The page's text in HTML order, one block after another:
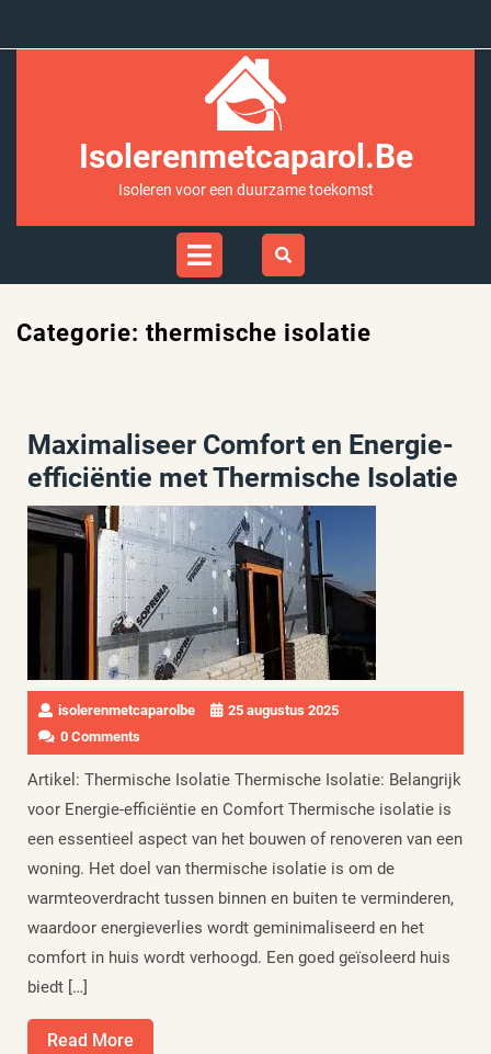
Isolerenmetcaparol.be
Isoleren voor een duurzame toekomst
Open
Categorie: thermische isolatie
Maximaliseer Comfort en Energie-
efficiëntie met Thermische Isolatie
isolerenmetcaparolbe
25 augustus 2025
0 Comments
Artikel: Thermische Isolatie Thermische Isolatie: Belangrijk
voor Energie-efficiëntie en Comfort Thermische isolatie is
een essentieel aspect van het bouwen of renoveren van een
woning. Het doel van thermische isolatie is om de
warmteoverdracht tussen binnen en buiten te verminderen,
waardoor energieverlies wordt geminimaliseerd en het
comfort in huis wordt verhoogd. Een goed geïsoleerd huis
biedt […]
Read More